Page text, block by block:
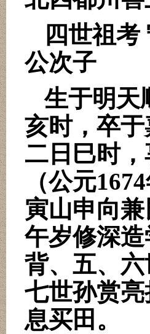
四世祖考
公次子
生于明天
亥时，卒
二日巳时
（公元1674
寅山申向
午岁修深
背、五、
七世孙赏
息买田。